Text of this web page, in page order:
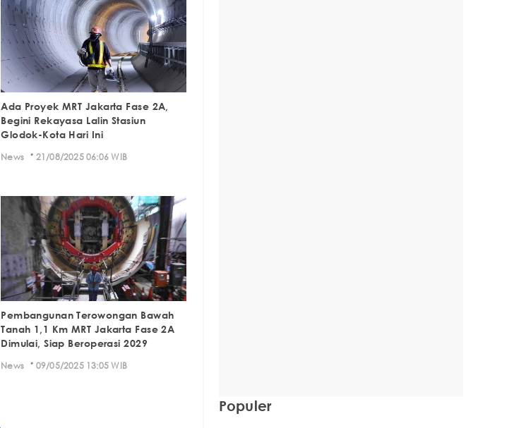
Ada Proyek MRT Jakarta Fase 2A,
Begini Rekayasa Lalin Stasiun
Glodok-Kota Hari Ini
News · 21/08/2025 06:06 WIB
Pembangunan Terowongan Bawah
Tanah 1,1 Km MRT Jakarta Fase 2A
Dimulai, Siap Beroperasi 2029
News · 09/05/2025 13:05 WIB
Populer